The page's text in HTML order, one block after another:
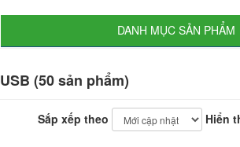
DANH MỤC SẢN PHẨM
USB (50 sản phẩm)
Sắp xếp theo Hiển